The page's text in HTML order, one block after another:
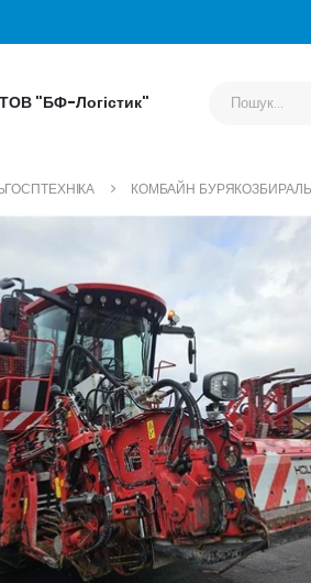
ТОВ "БФ-Логістик"
КОМБАЙН